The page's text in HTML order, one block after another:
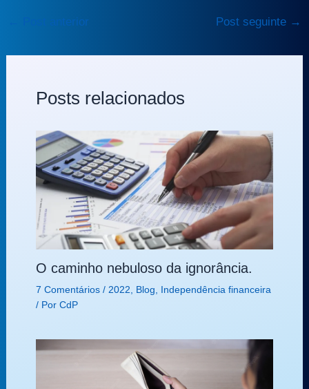
Post anterior Post seguinte →
Posts relacionados
O caminho nebuloso da ignorância.
7 Comentários / 2022 Blog
Independência financeira
/ Por CdP